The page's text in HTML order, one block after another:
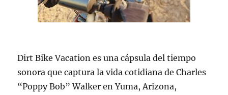
Dirt Bike Vacation es una cápsula del tiempo
sonora que captura la vida cotidiana de Charles
“Poppy Bob” Walker en Yuma, Arizona,